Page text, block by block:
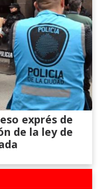
exprés de
de la ley de